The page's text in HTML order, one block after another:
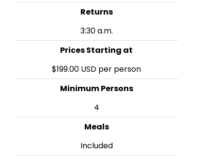
Returns
3:30 a.m.
Prices Starting at
$199.00 USD per person
Minimum Persons
4
Meals
Included